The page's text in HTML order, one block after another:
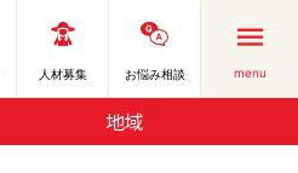
人材募集 お悩み相談 menu
地域